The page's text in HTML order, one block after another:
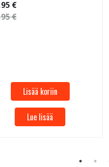
€
€
Lisää koriin
Lue lisää